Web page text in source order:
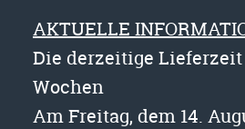
AKTUELLE
Die derzeitige Lieferzeit
Wochen
Am Freitag, dem 14.